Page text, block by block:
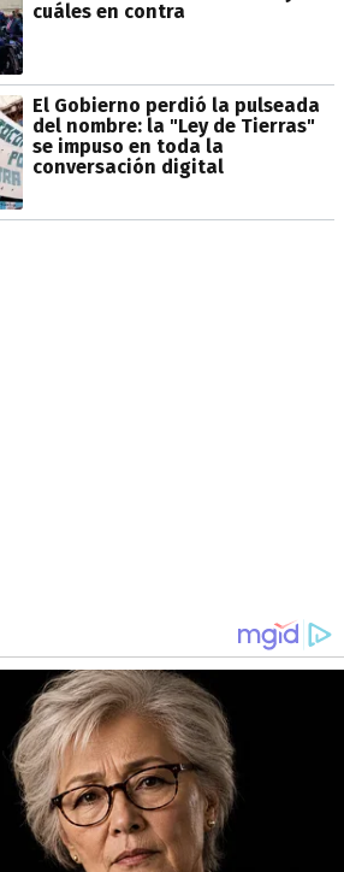
cuáles en contra
El Gobierno perdió la pulseada
del nombre: la "Ley de Tierras"
se impuso en toda la
conversación digital